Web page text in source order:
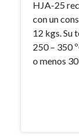
HJA-25
con un
12 kgs. Su
250 – 350
o menos